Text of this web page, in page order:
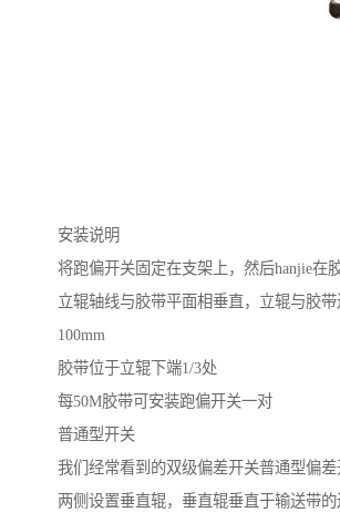
安装说明
将跑偏开关固定在支架上，然后hanjie在
立辊轴线与胶带平面相垂直，立辊与胶
100mm
胶带位于立辊下端1/3处
每50M胶带可安装跑偏开关一对
普通型开关
我们经常看到的双级偏差开关普通型偏
两侧设置垂直辊，垂直辊垂直于输送带